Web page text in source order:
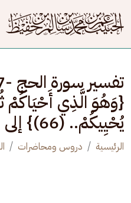
{وَهُوَ الَّذِي أَحْيَاكُمْ
يُحْيِيكُمْ.. (66)} إلى الآية 72
الرئيسية دروس ومحاضرات